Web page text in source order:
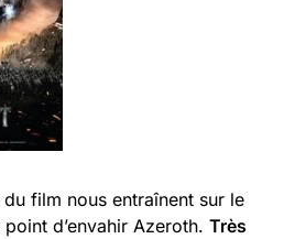
film nous entraînent sur le
d’envahir Azeroth. Très